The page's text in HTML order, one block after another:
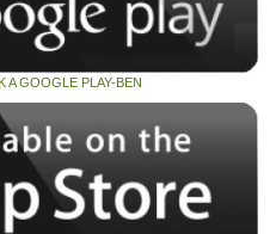
A GOOGLE PLAY-BEN